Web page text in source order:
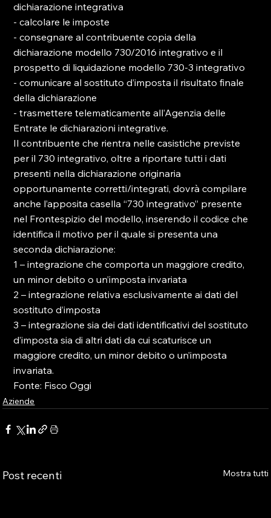
dichiarazione integrativa
- calcolare le imposte
- consegnare al contribuente copia della
dichiarazione modello 730/2016 integrativo e il
prospetto di liquidazione modello 730-3 integrativo
- comunicare al sostituto d’imposta il risultato finale
della dichiarazione
- trasmettere telematicamente all’Agenzia delle
Entrate le dichiarazioni integrative.
Il contribuente che rientra nelle casistiche previste
per il 730 integrativo, oltre a riportare tutti i dati
presenti nella dichiarazione originaria
opportunamente corretti/integrati, dovrà compilare
anche l’apposita casella “730 integrativo” presente
nel Frontespizio del modello, inserendo il codice che
identifica il motivo per il quale si presenta una
seconda dichiarazione:
1 – integrazione che comporta un maggiore credito,
un minor debito o un’imposta invariata
2 – integrazione relativa esclusivamente ai dati del
sostituto d’imposta
3 – integrazione sia dei dati identificativi del sostituto
d’imposta sia di altri dati da cui scaturisce un
maggiore credito, un minor debito o un’imposta
invariata.
Fonte: Fisco Oggi
Aziende
Post recenti Mostra tutti